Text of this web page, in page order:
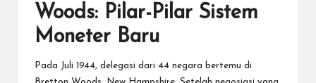
Woods: Pilar-Pilar Sistem
Moneter Baru
Pada Juli 1944, delegasi dari 44 negara bertemu di